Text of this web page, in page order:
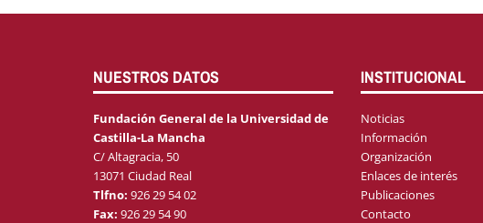
NUESTROS DATOS
Fundación General de la Universidad de
Castilla-La Mancha
C/ Altagracia, 50
13071 Ciudad Real
Tlfno: 926 29 54 02
Fax: 926 29 54 90
INSTITUCIONAL
Noticias
Información
Organización
Enlaces de interés
Publicaciones
Contacto